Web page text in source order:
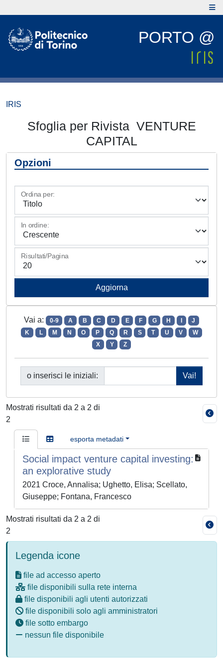
PORTO @
IRIS
Sfoglia per Rivista VENTURE
CAPITAL
Opzioni
Ordina per:
In ordine:
Risultati/Pagina
Vai a: 0-9 A B C D E F G H
J
K
L M N O P Q R S T U V
W
X
Y Z
o inserisci le iniziali:
Mostrati risultati da 2 a 2 di
2
esporta metadati
Social impact venture capital investing:
an explorative study
2021 Croce, Annalisa; Ughetto, Elisa; Scellato,
Giuseppe; Fontana, Francesco
Mostrati risultati da 2 a 2 di
2
Legenda icone
file ad accesso aperto
file disponibili sulla rete interna
file disponibili agli utenti autorizzati
file disponibili solo agli amministratori
file sotto embargo
nessun file disponibile